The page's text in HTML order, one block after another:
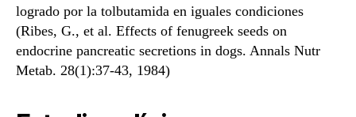
logrado por la tolbutamida en iguales condiciones
(Ribes, G., et al. Effects of fenugreek seeds on
endocrine pancreatic secretions in dogs. Annals Nutr
Metab. 28(1):37-43, 1984)